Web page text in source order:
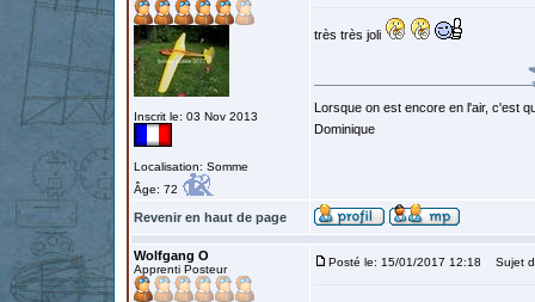
Inscrit le: 03 Nov 2013
Localisation: Somme
Âge: 72
très très joli
Lorsque on est encore en l'air, c'est
Dominique
Revenir en haut de page
Wolfgang O
Apprenti Posteur
Posté le: 15/01/2017 12:18 Sujet